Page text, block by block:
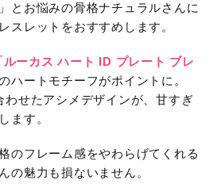
とお悩みの骨格ナチュラルさんに
スレットをおすすめします。
ルーカス ハート ID プレート ブレ
ハートモチーフがポイントに。
わせたアシメデザインが、甘すぎ
ます。
のフレーム感をやわらげてくれる
の魅力も損ないません。